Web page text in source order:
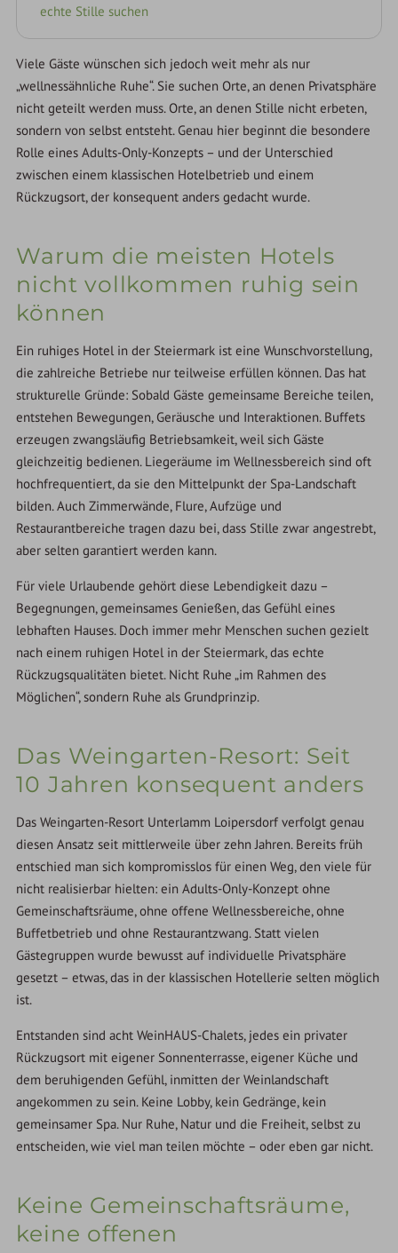
echte Stille suchen
Viele Gäste wünschen sich jedoch weit mehr als nur
„wellnessähnliche Ruhe“. Sie suchen Orte, an denen Privatsphäre
nicht geteilt werden muss. Orte, an denen Stille nicht erbeten,
sondern von selbst entsteht. Genau hier beginnt die besondere
Rolle eines Adults-Only-Konzepts – und der Unterschied
zwischen einem klassischen Hotelbetrieb und einem
Rückzugsort, der konsequent anders gedacht wurde.
Warum die meisten Hotels
nicht vollkommen ruhig sein
können
Ein ruhiges Hotel in der Steiermark ist eine Wunschvorstellung,
die zahlreiche Betriebe nur teilweise erfüllen können. Das hat
strukturelle Gründe: Sobald Gäste gemeinsame Bereiche teilen,
entstehen Bewegungen, Geräusche und Interaktionen. Buffets
erzeugen zwangsläufig Betriebsamkeit, weil sich Gäste
gleichzeitig bedienen. Liegeräume im Wellnessbereich sind oft
hochfrequentiert, da sie den Mittelpunkt der Spa-Landschaft
bilden. Auch Zimmerwände, Flure, Aufzüge und
Restaurantbereiche tragen dazu bei, dass Stille zwar angestrebt,
aber selten garantiert werden kann.
Für viele Urlaubende gehört diese Lebendigkeit dazu –
Begegnungen, gemeinsames Genießen, das Gefühl eines
lebhaften Hauses. Doch immer mehr Menschen suchen gezielt
nach einem ruhigen Hotel in der Steiermark, das echte
Rückzugsqualitäten bietet. Nicht Ruhe „im Rahmen des
Möglichen“, sondern Ruhe als Grundprinzip.
Das Weingarten-Resort: Seit
10 Jahren konsequent anders
Das Weingarten-Resort Unterlamm Loipersdorf verfolgt genau
diesen Ansatz seit mittlerweile über zehn Jahren. Bereits früh
entschied man sich kompromisslos für einen Weg, den viele für
nicht realisierbar hielten: ein Adults-Only-Konzept ohne
Gemeinschaftsräume, ohne offene Wellnessbereiche, ohne
Buffetbetrieb und ohne Restaurantzwang. Statt vielen
Gästegruppen wurde bewusst auf individuelle Privatsphäre
gesetzt – etwas, das in der klassischen Hotellerie selten möglich
ist.
Entstanden sind acht WeinHAUS-Chalets, jedes ein privater
Rückzugsort mit eigener Sonnenterrasse, eigener Küche und
dem beruhigenden Gefühl, inmitten der Weinlandschaft
angekommen zu sein. Keine Lobby, kein Gedränge, kein
gemeinsamer Spa. Nur Ruhe, Natur und die Freiheit, selbst zu
entscheiden, wie viel man teilen möchte – oder eben gar nicht.
Keine Gemeinschaftsräume,
keine offenen